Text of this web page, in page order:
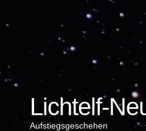
Lichtelf-
Aufstiegsgeschehen